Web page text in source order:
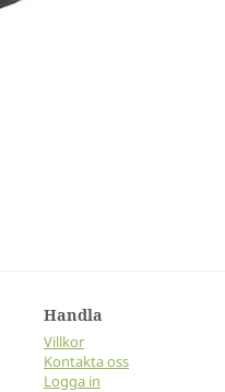
Handla
Villkor
Kontakta oss
Logga in